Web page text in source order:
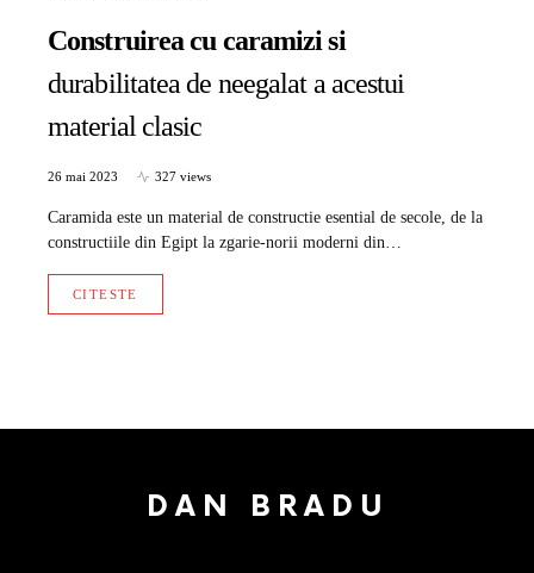
Construirea cu caramizi si
durabilitatea de neegalat a acestui
material clasic
26 mai 2023 327 views
Caramida este un material de constructie esential de secole, de la
constructiile din Egipt la zgarie-norii moderni din…
CITESTE
DAN BRADU